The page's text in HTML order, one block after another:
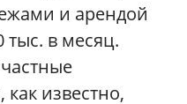
и арендой
тыс. в месяц.
известно,